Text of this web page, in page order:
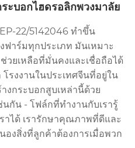
ะบอกไฮดรอลิกพวงมาลัย
22/5142046 ทำขึ้น
ฟาร์มทุกประเภท มันเหมาะ
ยเหลือที่มั่นคงและเชื่อถือได้
รงงานในประเทศจีนที่อยู่ใน
งกระบอกสูบเหล่านี้ด้วย
นกัน - โฟล์กที่ทำงานกับเรารู้
าได้ เรารักษาคุณภาพที่ดีและ
งสิ่งที่ลูกค้าต้องการเมื่อพวก